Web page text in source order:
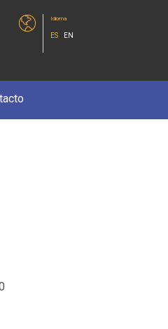
Idioma
ES EN